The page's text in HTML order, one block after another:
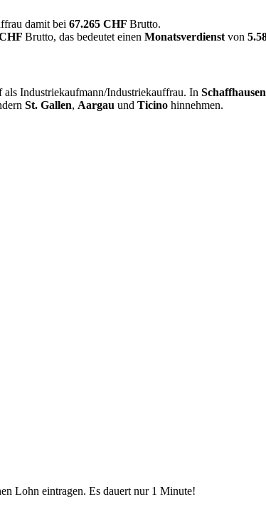
damit bei 67.265 CHF Brutto.
Brutto, das bedeutet einen Monatsverdienst von
Industriekaufmann/Industriekauffrau. In Schaffhausen
St. Gallen, Aargau und Ticino hinnehmen.
Lohn eintragen. Es dauert nur 1 Minute!